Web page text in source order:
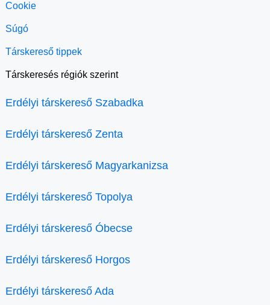
Cookie
Súgó
Társkereső tippek
Társkeresés régiók szerint
Erdélyi társkereső Szabadka
Erdélyi társkereső Zenta
Erdélyi társkereső Magyarkanizsa
Erdélyi társkereső Topolya
Erdélyi társkereső Óbecse
Erdélyi társkereső Horgos
Erdélyi társkereső Ada